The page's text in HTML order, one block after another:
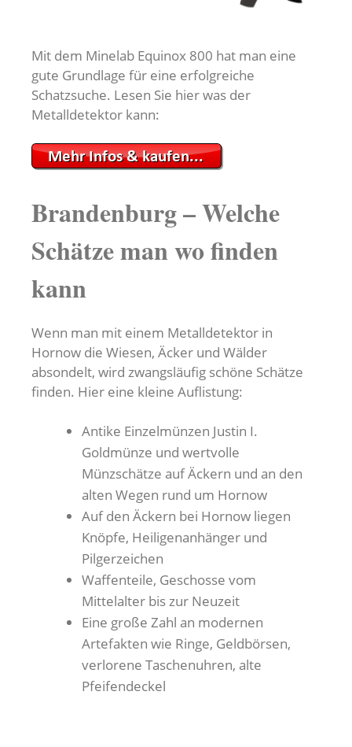
Mit dem Minelab Equinox 800 hat man eine
gute Grundlage für eine erfolgreiche
Schatzsuche. Lesen Sie hier was der
Metalldetektor kann:
Brandenburg – Welche
Schätze man wo finden
kann
Wenn man mit einem Metalldetektor in
Hornow die Wiesen, Äcker und Wälder
absondelt, wird zwangsläufig schöne Schätze
finden. Hier eine kleine Auflistung:
Antike Einzelmünzen Justin I.
Goldmünze und wertvolle
Münzschätze auf Äckern und an den
alten Wegen rund um Hornow
Auf den Äckern bei Hornow liegen
Knöpfe, Heiligenanhänger und
Pilgerzeichen
Waffenteile, Geschosse vom
Mittelalter bis zur Neuzeit
Eine große Zahl an modernen
Artefakten wie Ringe, Geldbörsen,
verlorene Taschenuhren, alte
Pfeifendeckel